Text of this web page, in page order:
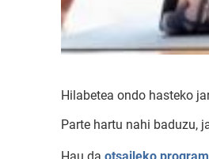
Hilabetea ondo hasteko
Parte hartu nahi baduzu,